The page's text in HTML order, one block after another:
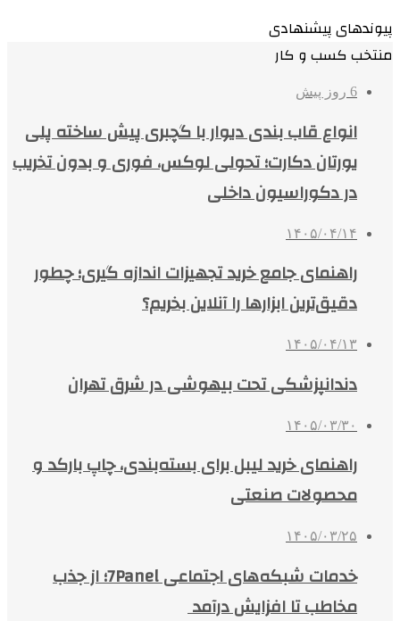
پیوندهای پیشنهادی
منتخب کسب و کار
6 روز پیش
انواع قاب بندی دیوار با گچبری پیش ساخته پلی
یورتان دکارت؛ تحولی لوکس، فوری و بدون تخریب
در دکوراسیون داخلی
۱۴۰۵/۰۴/۱۴
راهنمای جامع خرید تجهیزات اندازه گیری؛ چطور
دقیق‌ترین ابزارها را آنلاین بخریم؟
۱۴۰۵/۰۴/۱۳
دندانپزشکی تحت بیهوشی در شرق تهران
۱۴۰۵/۰۳/۳۰
راهنمای خرید لیبل برای بسته‌بندی، چاپ بارکد و
محصولات صنعتی
۱۴۰۵/۰۳/۲۵
خدمات شبکه‌های اجتماعی 7Panel؛ از جذب
مخاطب تا افزایش درآمد